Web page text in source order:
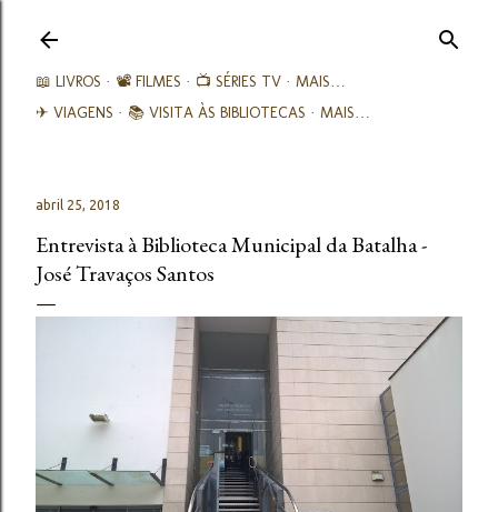
📖 LIVROS 📽️ FILMES 📺 SÉRIES TV
MAIS…
✈ VIAGENS
📚︎ VISITA ÀS BIBLIOTECAS MAIS…
abril 25, 2018
Entrevista à Biblioteca Municipal da Batalha -
José Travaços Santos